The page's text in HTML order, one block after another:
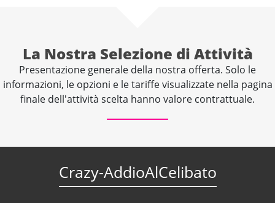
La Nostra Selezione di Attività
Presentazione generale della nostra offerta. Solo le
informazioni, le opzioni e le tariffe visualizzate nella pagina
finale dell'attività scelta hanno valore contrattuale.
Crazy-AddioAlCelibato